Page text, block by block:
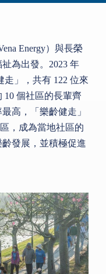
Energy）與長榮
為出發。2023 年
走」，共有 122 位來
10 個社區的長輩齊
高，「樂齡健走」
，成為當地社區的
發展，並積極促進